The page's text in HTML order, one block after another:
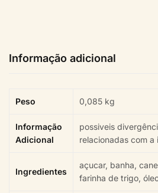
Informação adicional
Peso 0,085 kg
Informação
Adicional
possiveis
relacionadas com a
Ingredientes
açucar, banha,
farinha de trigo,